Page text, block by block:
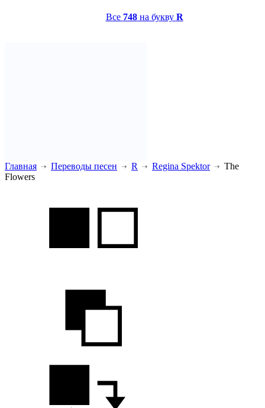
Все 748на букву R
Главная Переводы песен R Regina Spektor
The
Flowers